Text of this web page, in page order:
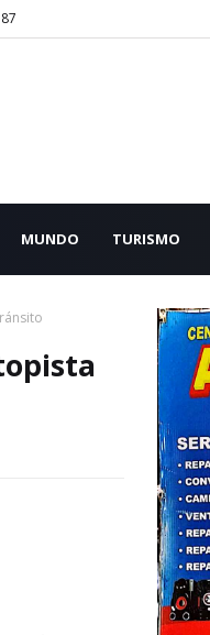
MUNDO TURISMO